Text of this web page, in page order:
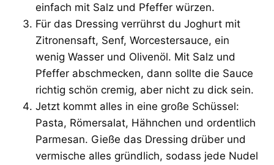
einfach mit Salz und Pfeffer würzen.
Für das Dressing verrührst du Joghurt mit
Zitronensaft, Senf, Worcestersauce, ein
wenig Wasser und Olivenöl. Mit Salz und
Pfeffer abschmecken, dann sollte die Sauce
richtig schön cremig, aber nicht zu dick sein.
Jetzt kommt alles in eine große Schüssel:
Pasta, Römersalat, Hähnchen und ordentlich
Parmesan. Gieße das Dressing drüber und
vermische alles gründlich, sodass jede Nudel